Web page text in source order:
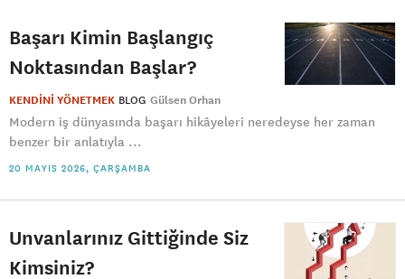
Başarı Kimin Başlangıç
Noktasından Başlar?
KENDİNİ YÖNETMEK BLOG Gülsen Orhan
Modern iş dünyasında başarı hikâyeleri neredeyse her zaman
benzer bir anlatıyla ...
20 MAYIS 2026, ÇARŞAMBA
Unvanlarınız Gittiğinde Siz
Kimsiniz?